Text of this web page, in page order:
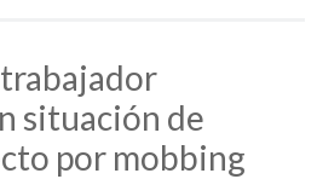
situación de
por mobbing